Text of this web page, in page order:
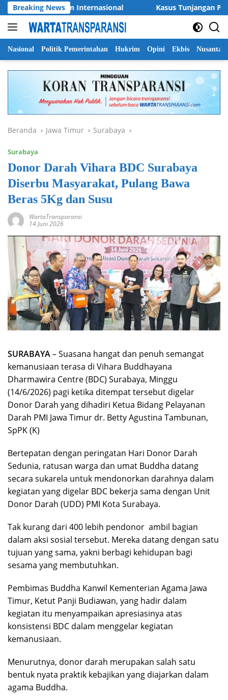
Langsung
ke
konten
Breaking News
Pramusim Internasional Kasus Tunjangan
Nasional Politik Pemerintahan Hukrim Opini Ekbis Nusantara
Beranda Jawa Timur Surabaya
Surabaya
Donor Darah Vihara BDC Surabaya
Diserbu Masyarakat, Pulang Bawa
Beras 5Kg dan Susu
WartaTransparansi
14 Juni 2026
SURABAYA– Suasana hangat dan penuh semangat
kemanusiaan terasa di Vihara Buddhayana
Dharmawira Centre (BDC) Surabaya, Minggu
(14/6/2026) pagi ketika ditempat tersebut digelar
Donor Darah yang dihadiri Ketua Bidang Pelayanan
Darah PMI Jawa Timur dr. Betty Agustina Tambunan,
SpPK (K)
Bertepatan dengan peringatan Hari Donor Darah
Sedunia, ratusan warga dan umat Buddha datang
secara sukarela untuk mendonorkan darahnya dalam
kegiatan yang digelar BDC bekerja sama dengan Unit
Donor Darah (UDD) PMI Kota Surabaya.
Tak kurang dari 400 lebih pendonor ambil bagian
dalam aksi sosial tersebut. Mereka datang dengan satu
tujuan yang sama, yakni berbagi kehidupan bagi
sesama yang membutuhkan.
Pembimas Buddha Kanwil Kementerian Agama Jawa
Timur, Ketut Panji Budiawan, yang hadir dalam
kegiatan itu menyampaikan apresiasinya atas
konsistensi BDC dalam menggelar kegiatan
kemanusiaan.
Menurutnya, donor darah merupakan salah satu
bentuk nyata praktik kebajikan yang diajarkan dalam
agama Buddha.